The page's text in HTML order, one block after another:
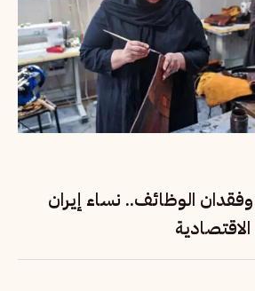
الوظائف.. نساء إيران